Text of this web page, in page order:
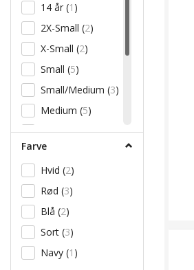
14 år (1 )
2X-Small (2)
X-Small (2)
Small (5)
Small/Medium (3)
Medium (5)
Large(5)
Large/X-Large
X-Large
2X-Large
Junior
Farve
Hvid (2)
Rød (3)
Blå (2)
Sort (3)
Navy (1 )